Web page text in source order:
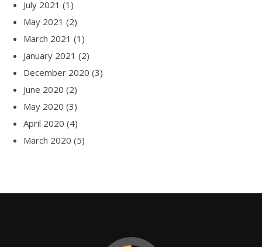
July 2021 (1)
May 2021 (2)
March 2021 (1)
January 2021 (2)
December 2020 (3)
June 2020 (2)
May 2020 (3)
April 2020 (4)
March 2020 (5)